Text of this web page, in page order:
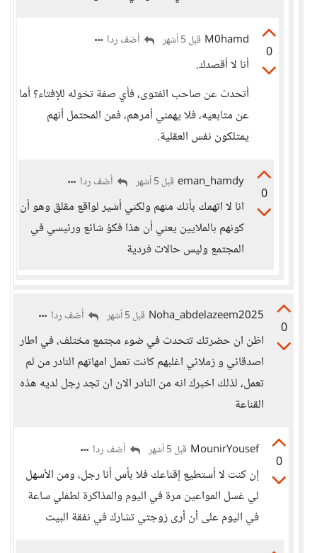
0
M0hamd قبل 5 أشهر أضف ردا
أنا لا أقصدك.
أتحدث عن صاحب الفتوى، فأي صفة تخوله للإفتاء؟ أما
عن متابعيه، فلا يهمني أمرهم، فمن المحتمل أنهم
يمتلكون نفس العقلية.
0
eman_hamdy قبل 5 أشهر أضف ردا
انا لا اتهمك بأنك منهم ولكني أشير لواقع مقلق وهو أن
كونهم بالملايين يعني أن هذا فكؤ شائع ورئيسي في
المجتمع وليس حالات فردية
0
Noha_abdelazeem2025 قبل 5 أشهر أضف ردا
اظن ان حضرتك تتحدث في ضوء مجتمع مختلف، في اطار
اصدقائي و زملائي اغلبهم كانت تعمل امهاتهم النادر من لم
تعمل، لذلك اخبرك انه من النادر الان ان تجد رجل لديه هذه
القناعة
0
MounirYousef قبل 5 أشهر أضف ردا
إن كنت لا أستطيع إقناعك فلا بأس أنا رجل، ومن الأسهل
لي غسل المواعين مرة في اليوم والمذاكرة لطفلي ساعة
في اليوم على أن أرى زوجتي تشارك في نفقة البيت